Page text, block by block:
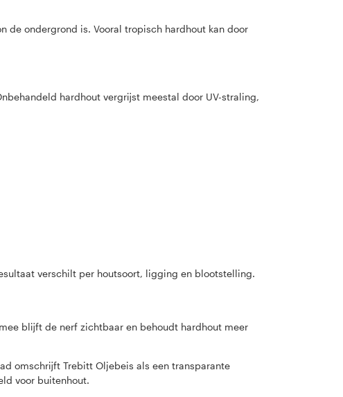
de ondergrond is. Vooral tropisch hardhout kan door
hardhout vergrijst meestal door UV-straling,
verschilt per houtsoort, ligging en blootstelling.
blijft de nerf zichtbaar en behoudt hardhout meer
omschrijft Trebitt Oljebeis als een transparante
voor buitenhout.